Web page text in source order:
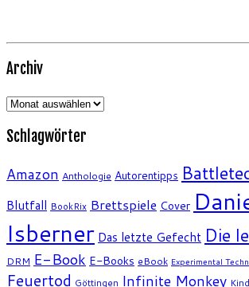
Archiv
Archiv
Schlagwörter
Amazon Anthologie Autorentipps
Blutfall BookRix Brettspiele Cover
Isberner Das letzte Gefecht Die
DRM E-Book E-Books eBook Experimental
Feuertod Göttingen Infinite Monkey